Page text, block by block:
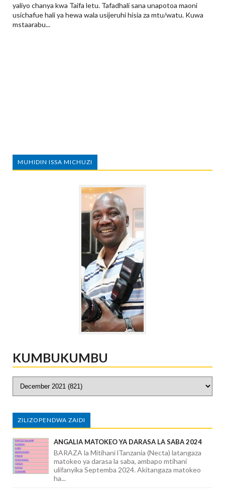
yaliyo chanya kwa Taifa letu. Tafadhali sana unapotoa maoni
usichafue hali ya hewa wala usijeruhi hisia za mtu/watu. Kuwa
mstaarabu...
MUHIDIN ISSA MICHUZI
KUMBUKUMBU
ZILIZOPENDWA ZAIDI
ANGALIA MATOKEO YA DARASA LA SABA 2024
BARAZA la Mitihani lTanzania (Necta) latangaza
matokeo ya darasa la saba, ambapo mtihani
ulifanyika Septemba 2024. Akitangaza matokeo
ha...